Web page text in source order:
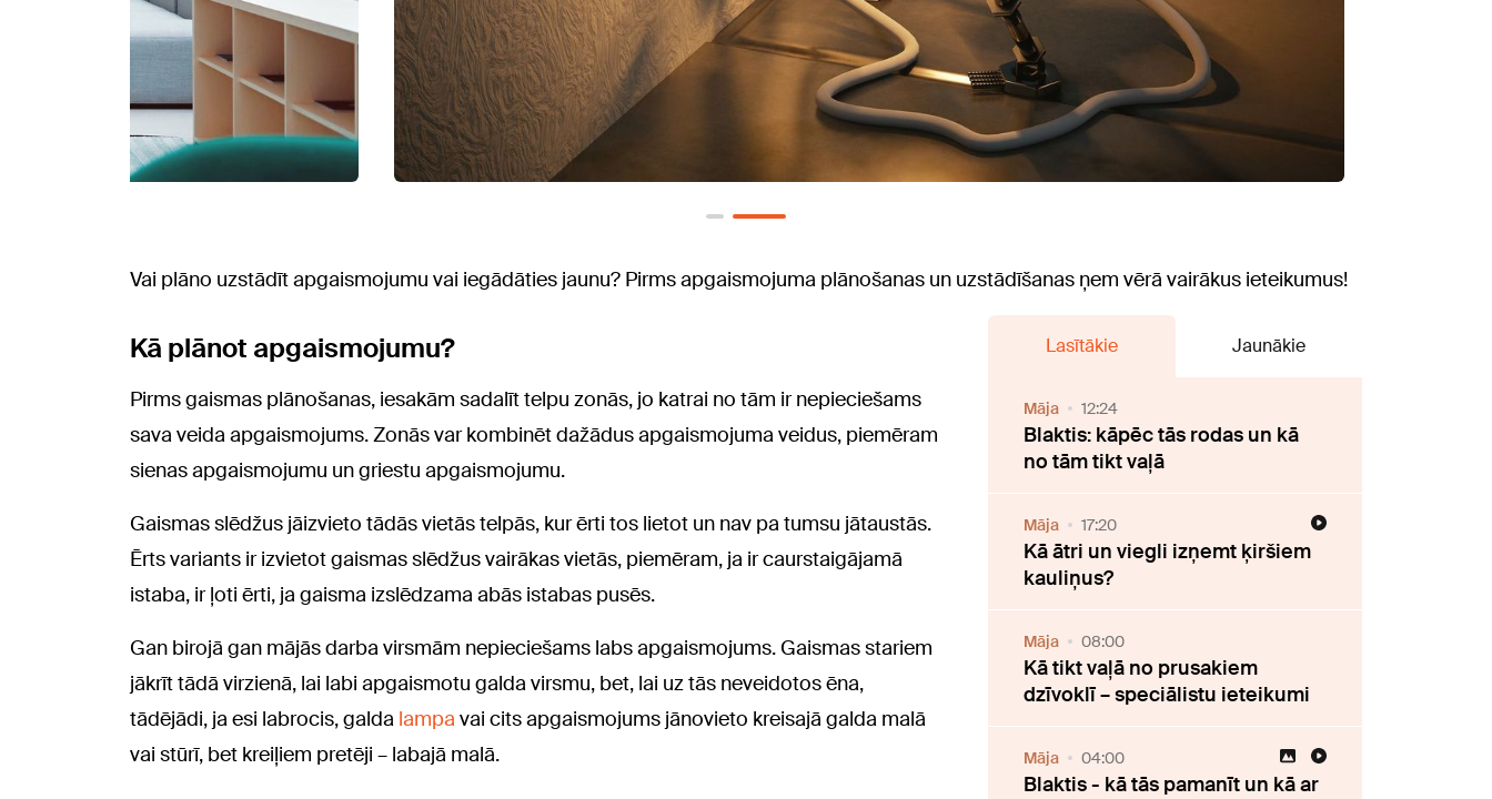
Vai plāno uzstādīt apgaismojumu vai iegādāties jaunu? Pirms apgaismojuma plānošanas un uzstādīšanas ņem vērā vairākus ieteikumus!
Kā plānot apgaismojumu?
Pirms gaismas plānošanas, iesakām sadalīt telpu zonās, jo katrai no tām ir nepieciešams
sava veida apgaismojums. Zonās var kombinēt dažādus apgaismojuma veidus, piemēram
sienas apgaismojumu un griestu apgaismojumu.
Gaismas slēdžus jāizvieto tādās vietās telpās, kur ērti tos lietot un nav pa tumsu jātaustās.
Ērts variants ir izvietot gaismas slēdžus vairākas vietās, piemēram, ja ir caurstaigājamā
istaba, ir ļoti ērti, ja gaisma izslēdzama abās istabas pusēs.
Gan birojā gan mājās darba virsmām nepieciešams labs apgaismojums. Gaismas stariem
jākrīt tādā virzienā, lai labi apgaismotu galda virsmu, bet, lai uz tās neveidotos ēna,
tādējādi, ja esi labrocis, galda lampa vai cits apgaismojums jānovieto kreisajā galda malā
vai stūrī, bet kreiļiem pretēji – labajā malā.
Lasītākie Jaunākie
Māja 12:24
Blaktis: kāpēc tās rodas un kā
no tām tikt vaļā
Māja 17:20
Kā ātri un viegli izņemt ķiršiem
kauliņus?
Māja 08:00
Kā tikt vaļā no prusakiem
dzīvoklī – speciālistu ieteikumi
Māja 04:00
Blaktis - kā tās pamanīt un kā ar